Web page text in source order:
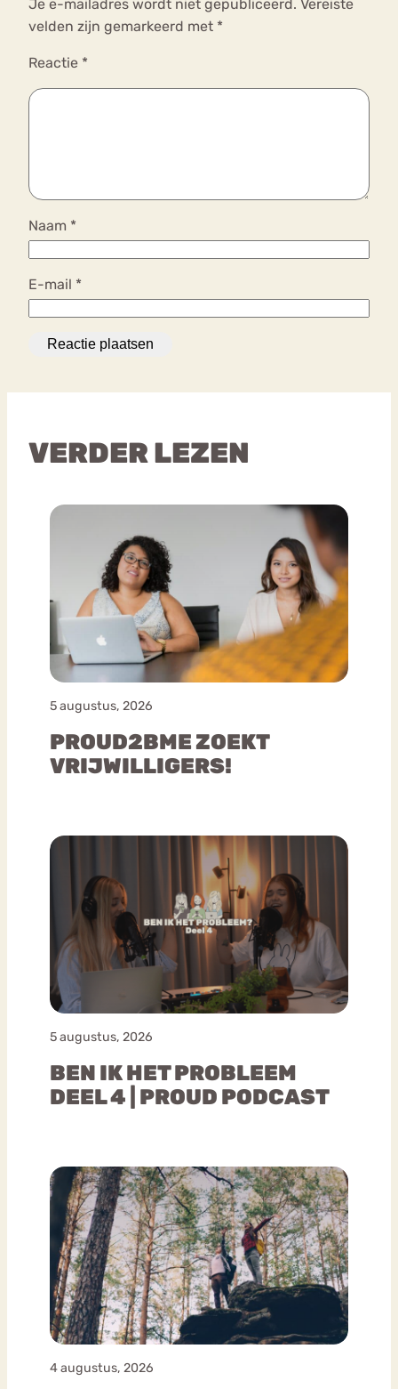
Je e-mailadres wordt niet gepubliceerd. Vereiste
velden zijn gemarkeerd met *
Reactie *
Naam *
E-mail *
VERDER LEZEN
5 augustus, 2026
PROUD2BME ZOEKT
VRIJWILLIGERS!
5 augustus, 2026
BEN IK HET PROBLEEM
DEEL 4 | PROUD PODCAST
4 augustus, 2026